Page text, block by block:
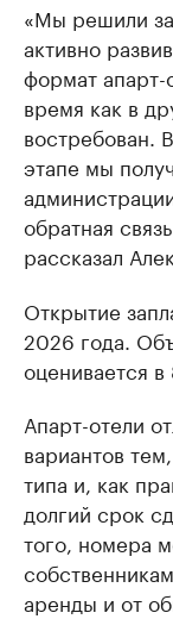
«Мы решили
активно
формат апарт-
время как в
востребован.
этапе мы
обратная
рассказал
Открытие
2026 года.
оценивается
Апарт-отели
вариантов
типа и, как
долгий срок
того, номера
аренды и от